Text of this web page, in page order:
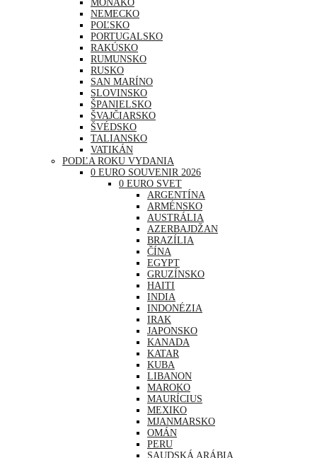
MONAKO
NEMECKO
POĽSKO
PORTUGALSKO
RAKÚSKO
RUMUNSKO
RUSKO
SAN MARÍNO
SLOVINSKO
ŠPANIELSKO
ŠVAJČIARSKO
ŠVÉDSKO
TALIANSKO
VATIKÁN
PODĽA ROKU VYDANIA
0 EURO SOUVENIR 2026
0 EURO SVET
ARGENTÍNA
ARMÉNSKO
AUSTRÁLIA
AZERBAJDŽAN
BRAZÍLIA
ČÍNA
EGYPT
GRUZÍNSKO
HAITI
INDIA
INDONÉZIA
IRAK
JAPONSKO
KANADA
KATAR
KUBA
LIBANON
MAROKO
MAURÍCIUS
MEXIKO
MJANMARSKO
OMÁN
PERU
SAUDSKÁ ARÁBIA